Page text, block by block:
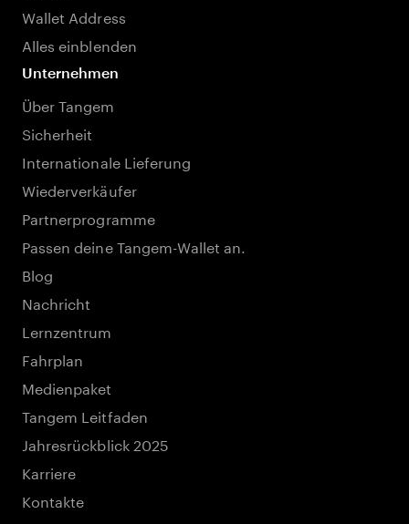
Wallet Address
Alles einblenden
Unternehmen
Über Tangem
Sicherheit
Internationale Lieferung
Wiederverkäufer
Partnerprogramme
Passen deine Tangem-Wallet an.
Blog
Nachricht
Lernzentrum
Fahrplan
Medienpaket
Tangem Leitfaden
Jahresrückblick 2025
Karriere
Kontakte